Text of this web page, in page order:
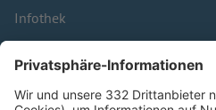
Infothek
Kontakt
HÄUFIG BESUCHTE